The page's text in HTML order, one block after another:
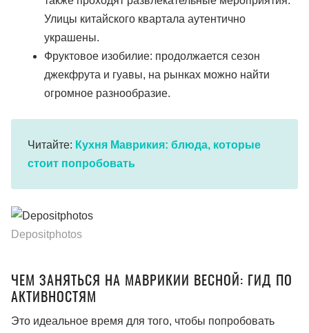
Улицы китайского квартала аутентично
украшены.
Фруктовое изобилие: продолжается сезон
джекфрута и гуавы, на рынках можно найти
огромное разнообразие.
Читайте: Кухня Маврикия: блюда, которые
стоит попробовать
Depositphotos
ЧЕМ ЗАНЯТЬСЯ НА МАВРИКИИ ВЕСНОЙ: ГИД ПО
АКТИВНОСТЯМ
Это идеальное время для того, чтобы попробовать